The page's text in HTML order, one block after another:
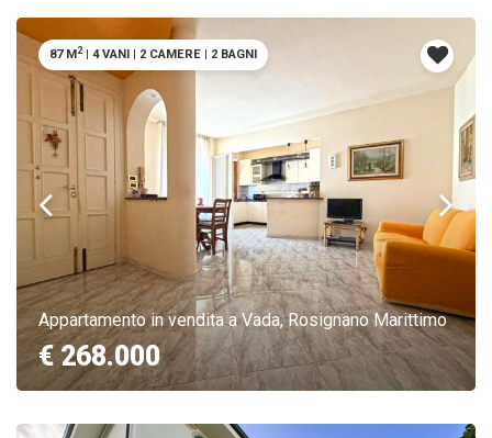
Appartamento in vendita a Vada, Rosignano Marittimo
€ 268.000
87 M2 | 4 VANI | 2 CAMERE | 2 BAGNI